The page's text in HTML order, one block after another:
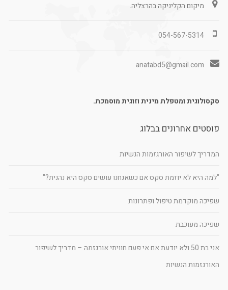
מיקום הקליניקה בהרצליה.
054-567-5314
anatabd5@gmail.com
סקסולוגית ומטפלת מינית וזוגית מוסמכת.
פוסטים אחרונים בבלוג
המדריך לשיפור האורגזמות הנשיות
"למה היא לא יוזמת סקס אם כשאנחנו עושים סקס היא נהנית?"
שפיכה מוקדמת טיפול ופתרונות
שפיכה מעוכבת
אני בת 50 ולא יודעת אם אי פעם חוויתי אורגזמה – מדריך לשיפור
האורגזמות הנשיות